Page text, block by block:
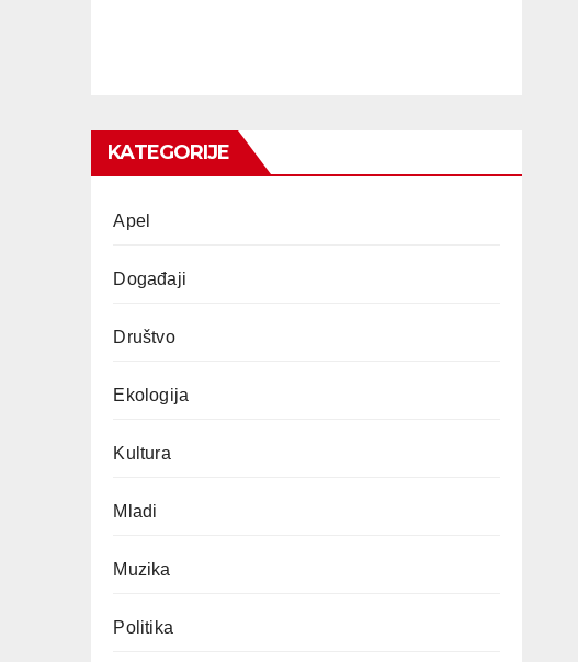
KATEGORIJE
Apel
Događaji
Društvo
Ekologija
Kultura
Mladi
Muzika
Politika